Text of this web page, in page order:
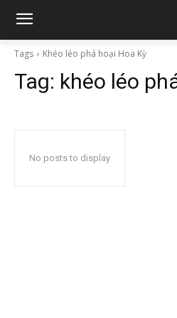
Tags Khéo léo phá hoại Hoa Kỳ
Tag: khéo léo
No posts to display